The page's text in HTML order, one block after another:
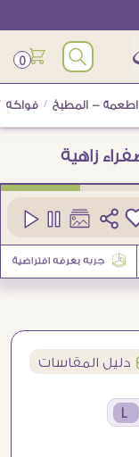
0
- المطبخ / فواكه
زاهية
دليل المقاسات